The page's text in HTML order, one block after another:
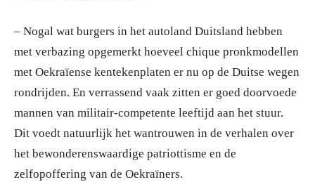
– Nogal wat burgers in het autoland Duitsland hebben
met verbazing opgemerkt hoeveel chique pronkmodellen
met Oekraïense kentekenplaten er nu op de Duitse wegen
rondrijden. En verrassend vaak zitten er goed doorvoede
mannen van militair-competente leeftijd aan het stuur.
Dit voedt natuurlijk het wantrouwen in de verhalen over
het bewonderenswaardige patriottisme en de
zelfopoffering van de Oekraïners.